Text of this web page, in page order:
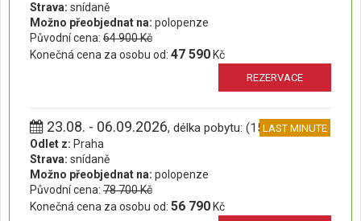
Strava: snídaně
Možno přeobjednat na: polopenze
Původní cena: 64 900 Kč
Konečná cena za osobu od: 47 590 Kč
REZERVACE
23.08. - 06.09.2026, délka pobytu: (15 dní)LAST MINUTE
Odlet z: Praha
Strava: snídaně
Možno přeobjednat na: polopenze
Původní cena: 78 700 Kč
Konečná cena za osobu od: 56 790 Kč